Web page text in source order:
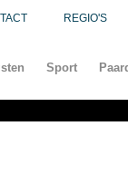
REGIO'S
Sport